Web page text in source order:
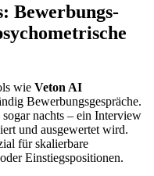
Bewerbungs-
wie Veton AI
Bewerbungsgespräche.
nachts – ein Interview
und ausgewertet wird.
für skalierbare
Einstiegspositionen.